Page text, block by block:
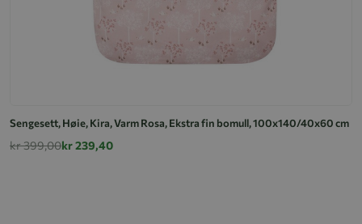
Sengesett, Høie, Kira, Varm Rosa, Ekstra fin bomull, 100x140/40x60 cm
kr 399,00kr 239,40